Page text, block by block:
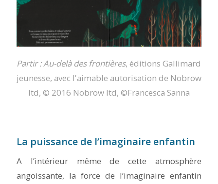
Partir : Au-delà des frontières, éditions Gallimard
jeunesse, avec l'aimable autorisation de Nobrow
ltd, © 2016 Nobrow ltd, ©Francesca Sanna
La puissance de l’imaginaire enfantin
A l’intérieur même de cette atmosphère
angoissante, la force de l’imaginaire enfantin